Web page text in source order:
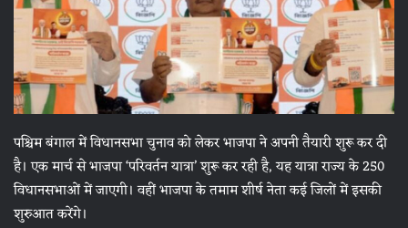
पश्चिम बंगाल में विधानसभा चुनाव को लेकर भाजपा ने अपनी तैयारी शुरू कर दी
है। एक मार्च से भाजपा ‘परिवर्तन यात्रा’ शुरू कर रही है, यह यात्रा राज्य के 250
विधानसभाओं में जाएगी। वहीं भाजपा के तमाम शीर्ष नेता कई जिलों में इसकी
शुरुआत करेंगे।